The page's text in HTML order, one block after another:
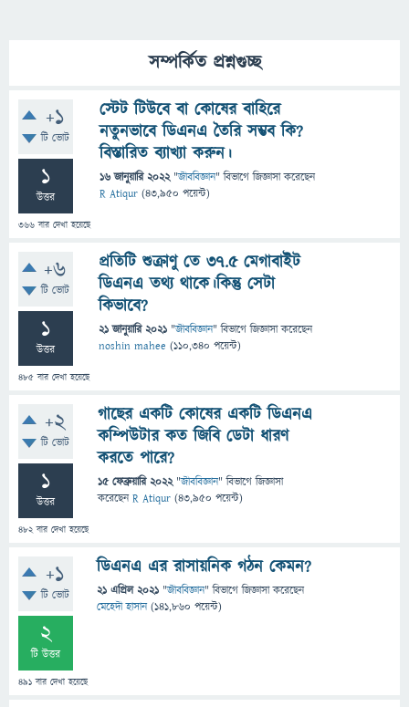
সম্পর্কিত প্রশ্নগুচ্ছ
+1
টি ভোট
1
উত্তর
366 বার দেখা হয়েছে
স্টেট টিউবে বা কোষের বাহিরে
নতুনভাবে ডিএনএ তৈরি সম্ভব কি?
বিস্তারিত ব্যাখ্যা করুন।
16 জানুয়ারি 2022 "জীববিজ্ঞান" বিভাগে জিজ্ঞাসাকরেছেন
R Atiqur (43,950 পয়েন্ট)
+6
টি ভোট
1
উত্তর
485 বার দেখা হয়েছে
প্রতিটি শুক্রাণু তে ৩৭.৫ মেগাবাইট
ডিএনএ তথ্য থাকে।কিন্তু সেটা
কিভাবে?
21 জানুয়ারি 2021 "জীববিজ্ঞান" বিভাগে জিজ্ঞাসাকরেছেন
noshin mahee (110,340 পয়েন্ট)
+2
টি ভোট
1
উত্তর
482বার দেখা হয়েছে
গাছের একটি কোষের একটি ডিএনএ
কম্পিউটার কত জিবি ডেটা ধারণ
করতে পারে?
15 ফেব্রুয়ারি 2022 "জীববিজ্ঞান" বিভাগে জিজ্ঞাসা
করেছেনR Atiqur (43,950 পয়েন্ট)
+1
টি ভোট
2
টি উত্তর
491 বার দেখা হয়েছে
ডিএনএ এর রাসায়নিক গঠন কেমন?
21 এপ্রিল 2021 "জীববিজ্ঞান" বিভাগে জিজ্ঞাসাকরেছেন
মেহেদী হাসান (141,860 পয়েন্ট)